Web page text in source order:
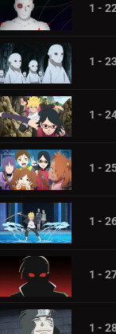
1 -
1 -
1 -
1 -
1 -
1 -
1 -